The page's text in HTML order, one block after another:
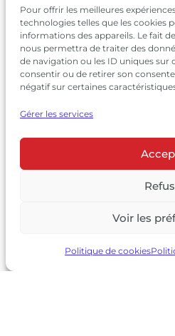
Pour offrir les meilleures
technologies telles que les cookies
informations des appareils. Le fait
nous permettra de traiter des
de navigation ou les ID uniques sur
consentir ou de retirer son
négatif sur certaines
Gérer les services
Voir les
Politique de cookies
© 2026 Château
Mentions légales|
|CGV
L’ABUS D’ALCOOL EST